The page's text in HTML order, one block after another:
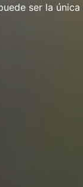
ser la única